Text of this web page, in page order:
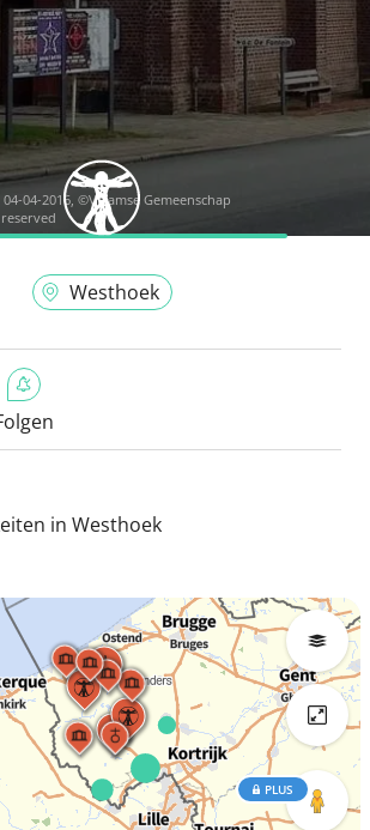
04-2016, ©Vlaamse Gemeenschap
Westhoek
in Westhoek
PLUS